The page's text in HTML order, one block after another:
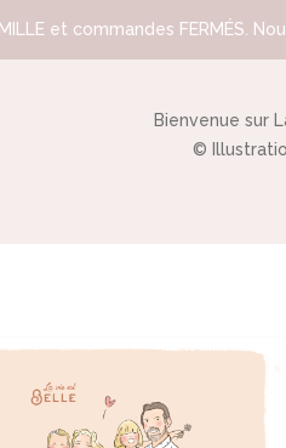
Bienvenue sur
©
et commandes FERMÉS.